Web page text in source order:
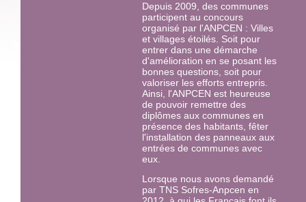
Depuis 2009, des communes
participent au concours
organisé par l'ANPCEN : Villes
et villages étoilés. Soit pour
entrer dans une démarche
d'amélioration en se posant les
bonnes questions, soit pour
valoriser les efforts entrepris.
Ainsi, l'ANPCEN est heureuse
de pouvoir remettre des
diplômes aux communes en
présence des habitants, fêter
l'installation des panneaux aux
entrées de communes avec
eux.
Lorsque nous avons demandé
par TNS Sofres-Anpcen en